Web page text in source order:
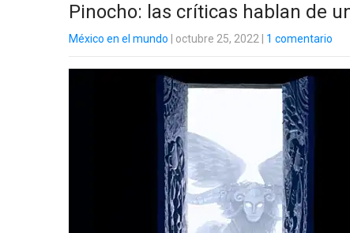
Pinocho: las críticas hablan de
México en el mundo | octubre 25, 2022 1 comentario